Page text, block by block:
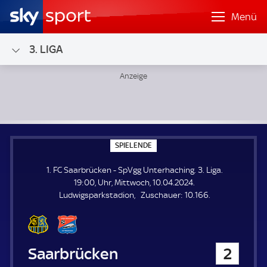
Menü
3. LIGA
SPIELENDE
P
E
L
E
N
1. FC Saarbrücken - SpVgg Unterhaching. 3. Liga.
19:00, Uhr, Mittwoch, 10.04.2024.
Ludwigsparkstadion
Zuschauer: Z
10.166.
1. FC Saarbrücken 2